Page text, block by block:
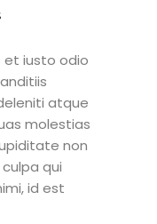
et iusto odio
atque
molestias
non
qui
id est